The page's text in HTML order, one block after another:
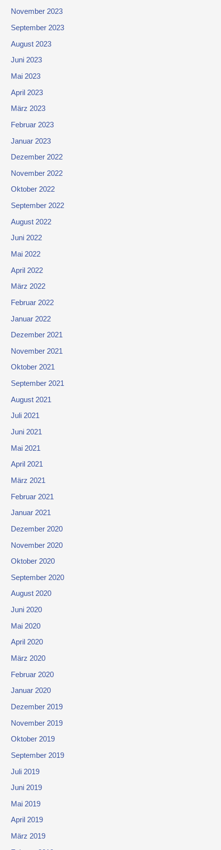
November 2023
September 2023
August 2023
Juni 2023
Mai 2023
April 2023
März 2023
Februar 2023
Januar 2023
Dezember 2022
November 2022
Oktober 2022
September 2022
August 2022
Juni 2022
Mai 2022
April 2022
März 2022
Februar 2022
Januar 2022
Dezember 2021
November 2021
Oktober 2021
September 2021
August 2021
Juli 2021
Juni 2021
Mai 2021
April 2021
März 2021
Februar 2021
Januar 2021
Dezember 2020
November 2020
Oktober 2020
September 2020
August 2020
Juni 2020
Mai 2020
April 2020
März 2020
Februar 2020
Januar 2020
Dezember 2019
November 2019
Oktober 2019
September 2019
Juli 2019
Juni 2019
Mai 2019
April 2019
März 2019